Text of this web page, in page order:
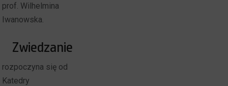
prof. Wilhelmina
Iwanowska.
Zwiedzanie
rozpoczyna się od
Katedry